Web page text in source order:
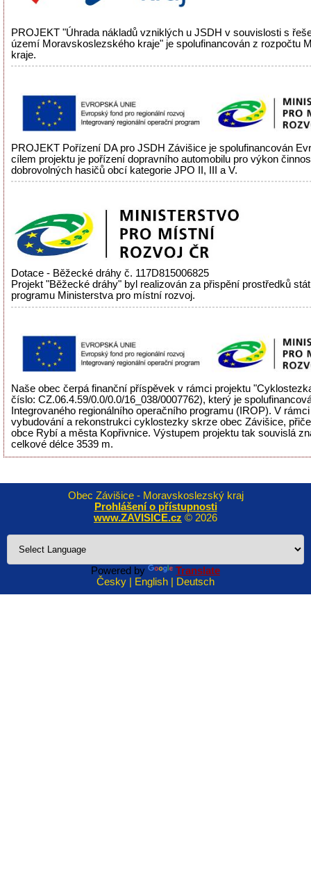
PROJEKT "Úhrada nákladů vzniklých u JSDH v souvislosti s
území Moravskoslezského kraje" je spolufinancován z rozpočtu
kraje.
PROJEKT Pořízení DA pro JSDH Závišice je spolufinancován
cílem projektu je pořízení dopravního automobilu pro výkon
dobrovolných hasičů obcí kategorie JPO II, III a V.
Dotace - Běžecké dráhy č. 117D815006825
Projekt "Běžecké dráhy" byl realizován za přispění prostředků
programu Ministerstva pro místní rozvoj.
Naše obec čerpá finanční příspěvek v rámci projektu
číslo: CZ.06.4.59/0.0/0.0/16_038/0007762), který je
Integrovaného regionálního operačního programu (IROP). V
vybudování a rekonstrukci cyklostezky skrze obec Závišice,
obce Rybí a města Kopřivnice. Výstupem projektu tak souvislá
celkové délce 3539 m.
Obec Závišice - Moravskoslezský kraj
Prohlášení o přístupnosti
www.ZAVISICE.cz © 2026
Powered by
Translate
Česky | English | Deutsch